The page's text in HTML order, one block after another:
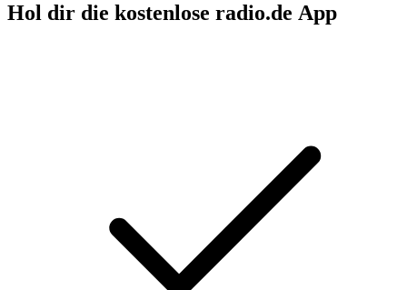
Hol dir die kostenlose radio.de App